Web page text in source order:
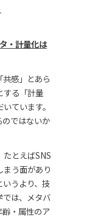
・計量化は
共感」とあら
する「計量
ています。
ではないか
たとえばSNS
う面があり
うより、技
では、メタバ
・属性のア